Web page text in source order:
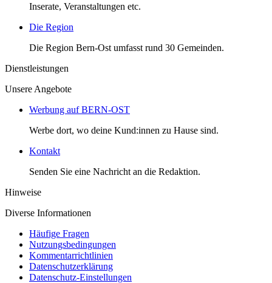
Inserate, Veranstaltungen etc.
Die Region
Die Region Bern-Ost umfasst rund 30 Gemeinden.
Dienstleistungen
Unsere Angebote
Werbung auf BERN-OST
Werbe dort, wo deine Kund:innen zu Hause sind.
Kontakt
Senden Sie eine Nachricht an die Redaktion.
Hinweise
Diverse Informationen
Häufige Fragen
Nutzungsbedingungen
Kommentarrichtlinien
Datenschutzerklärung
Datenschutz-Einstellungen